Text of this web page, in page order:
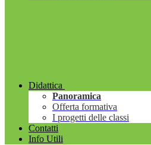
Didattica
Panoramica
Offerta formativa
I progetti delle classi
Contatti
Info Utili